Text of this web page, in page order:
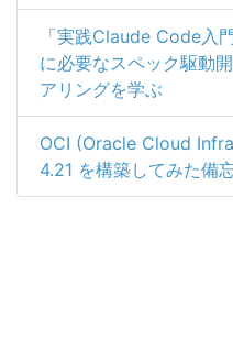
「実践Claude Code入
に必要なスペック駆動
アリングを学ぶ
OCI (Oracle Cloud
4.21 を構築してみた備